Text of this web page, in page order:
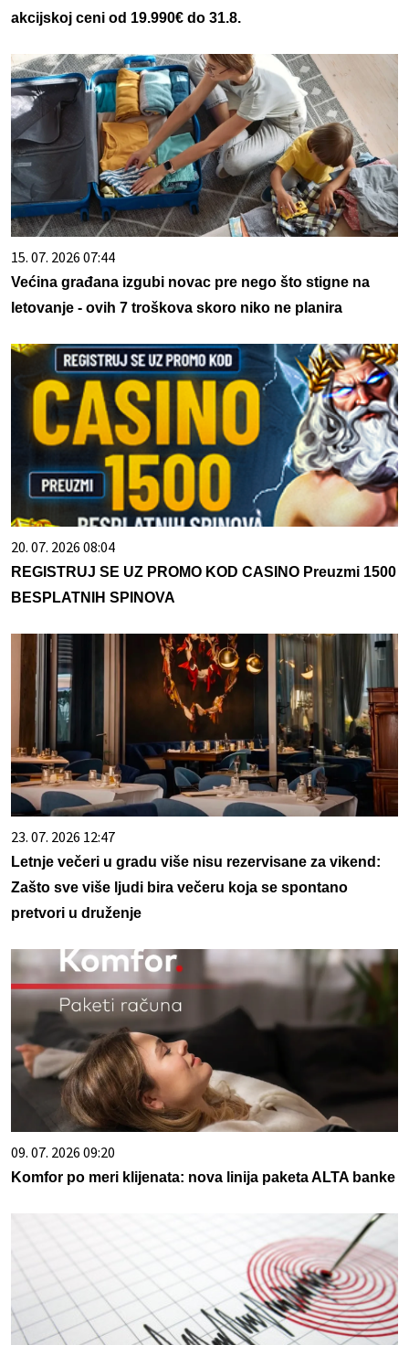
akcijskoj ceni od 19.990€ do 31.8.
15. 07. 2026 07:44
Većina građana izgubi novac pre nego što stigne na
letovanje - ovih 7 troškova skoro niko ne planira
20. 07. 2026 08:04
REGISTRUJ SE UZ PROMO KOD CASINO Preuzmi 1500
BESPLATNIH SPINOVA
23. 07. 2026 12:47
Letnje večeri u gradu više nisu rezervisane za vikend:
Zašto sve više ljudi bira večeru koja se spontano
pretvori u druženje
09. 07. 2026 09:20
Komfor po meri klijenata: nova linija paketa ALTA banke